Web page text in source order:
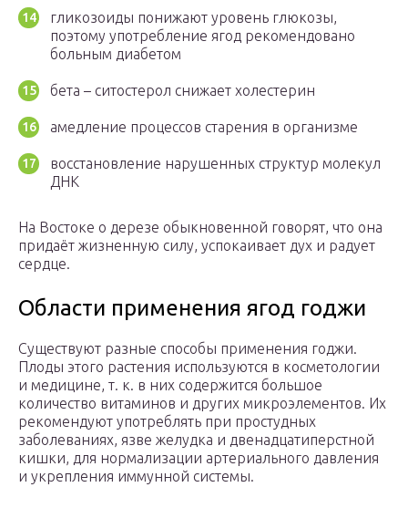
гликозоиды понижают уровень глюкозы,
поэтому употребление ягод рекомендовано
больным диабетом
бета – ситостерол снижает холестерин
амедление процессов старения в организме
восстановление нарушенных структур молекул
ДНК
На Востоке о дерезе обыкновенной говорят, что она
придаёт жизненную силу, успокаивает дух и радует
сердце.
Области применения ягод годжи
Существуют разные способы применения годжи.
Плоды этого растения используются в косметологии
и медицине, т. к. в них содержится большое
количество витаминов и других микроэлементов. Их
рекомендуют употреблять при простудных
заболеваниях, язве желудка и двенадцатиперстной
кишки, для нормализации артериального давления
и укрепления иммунной системы.